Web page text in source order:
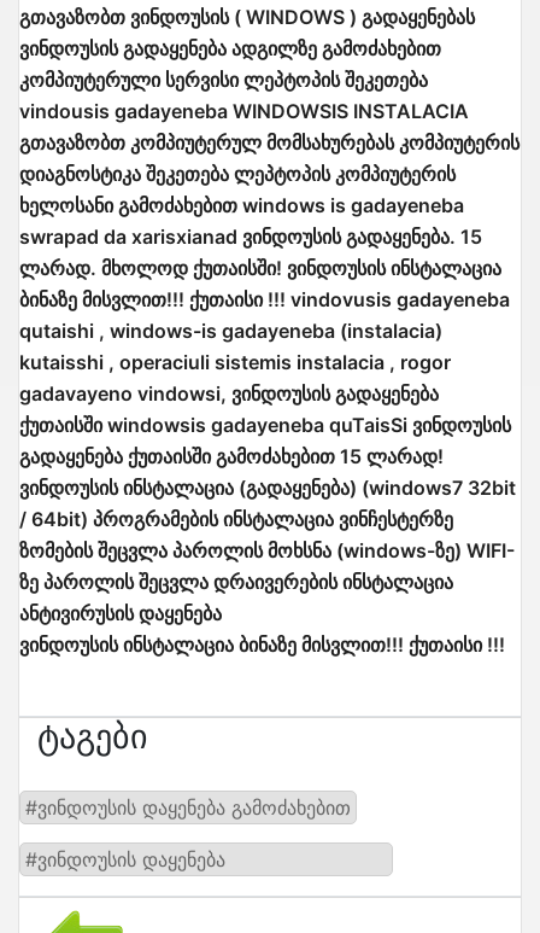
გთავაზობთ ვინდოუსის ( WINDOWS ) გადაყენებას
ვინდოუსის გადაყენება ადგილზე გამოძახებით
კომპიუტერული სერვისი ლეპტოპის შეკეთება
vindousis gadayeneba WINDOWSIS INSTALACIA
გთავაზობთ კომპიუტერულ მომსახურებას კომპიუტერის
დიაგნოსტიკა შეკეთება ლეპტოპის კომპიუტერის
ხელოსანი გამოძახებით windows is gadayeneba
swrapad da xarisxianad ვინდოუსის გადაყენება. 15
ლარად. მხოლოდ ქუთაისში! ვინდოუსის ინსტალაცია
ბინაზე მისვლით!!! ქუთაისი !!! vindovusis gadayeneba
qutaishi , windows-is gadayeneba (instalacia)
kutaisshi , operaciuli sistemis instalacia , rogor
gadavayeno vindowsi, ვინდოუსის გადაყენება
ქუთაისში windowsis gadayeneba quTaisSi ვინდოუსის
გადაყენება ქუთაისში გამოძახებით 15 ლარად!
ვინდოუსის ინსტალაცია (გადაყენება) (windows7 32bit
/ 64bit) პროგრამების ინსტალაცია ვინჩესტერზე
ზომების შეცვლა პაროლის მოხსნა (windows-ზე) WIFI-
ზე პაროლის შეცვლა დრაივერების ინსტალაცია
ანტივირუსის დაყენება
ვინდოუსის ინსტალაცია ბინაზე მისვლით!!! ქუთაისი !!!
Ტაგები
#ვინდოუსის დაყენება გამოძახებით
#ვინდოუსის დაყენება